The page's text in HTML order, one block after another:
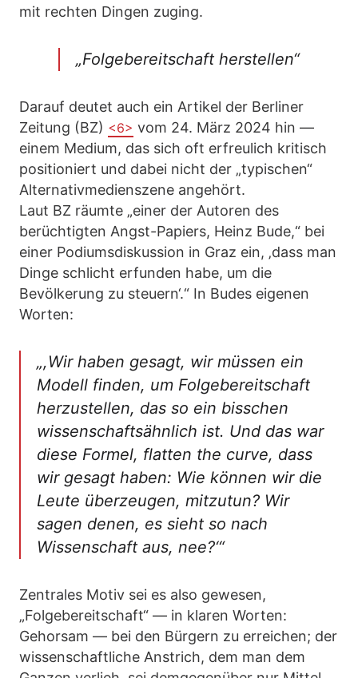
mit rechten Dingen zuging.
„Folgebereitschaft herstellen“
Darauf deutet auch ein Artikel der Berliner
Zeitung (BZ) <6> vom 24. März 2024 hin —
einem Medium, das sich oft erfreulich kritisch
positioniert und dabei nicht der „typischen“
Alternativmedienszene angehört.
Laut BZ räumte „einer der Autoren des
berüchtigten Angst-Papiers, Heinz Bude,“ bei
einer Podiumsdiskussion in Graz ein, ‚dass man
Dinge schlicht erfunden habe, um die
Bevölkerung zu steuern‘.“ In Budes eigenen
Worten:
„,Wir haben gesagt, wir müssen ein
Modell finden, um Folgebereitschaft
herzustellen, das so ein bisschen
wissenschaftsähnlich ist. Und das war
diese Formel, flatten the curve, dass
wir gesagt haben: Wie können wir die
Leute überzeugen, mitzutun? Wir
sagen denen, es sieht so nach
Wissenschaft aus, nee?‘“
Zentrales Motiv sei es also gewesen,
„Folgebereitschaft“ — in klaren Worten:
Gehorsam — bei den Bürgern zu erreichen; der
wissenschaftliche Anstrich, dem man dem